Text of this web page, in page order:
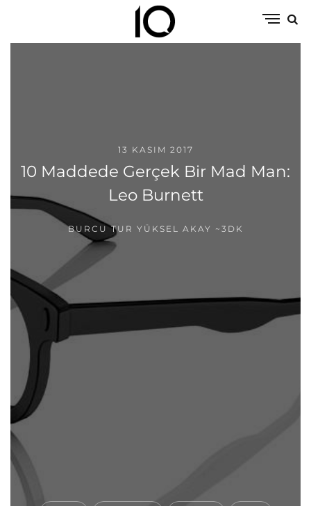
13 KASIM 2017
10 Maddede Gerçek Bir Mad Man:
Leo Burnett
BURCU TUR YÜKSEL AKAY ~3DK